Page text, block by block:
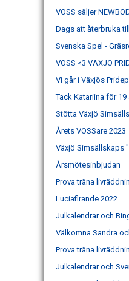
VÖSS säljer
Dags att återbruka
Svenska Spel -
VÖSS <3 VÄXJÖ
Vi går i Växjös
Tack Katariina för
Stötta Växjö
Årets VÖSSare 2023
Växjö Simsällskaps
Årsmötesinbjudan
Prova träna
Luciafirande 2022
Julkalendrar och
Välkomna Sandra
Prova träna
Julkalendrar och